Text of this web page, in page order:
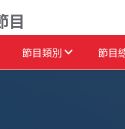
目
節目類別 節目